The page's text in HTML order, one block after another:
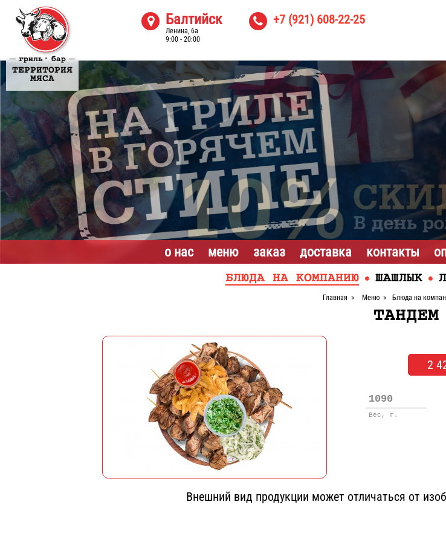
гриль· бар
ТЕРРИТОРИЯ
МЯСА
 Балтийск
Ленина, 6а
9:00 - 20:00
 +7 (921) 608-22-25
о нас меню заказ доставка контакты
БЛЮДА НА КОМПАНИЮ ШАШЛЫК
Главная » Меню » Блюда на
ТАНДЕМ
2
1090
Вес, г.
Внешний вид продукции может отличаться от